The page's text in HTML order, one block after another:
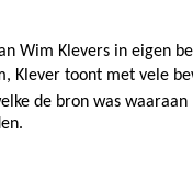
Wim Klevers in eigen
Klever toont met vele
de bron was